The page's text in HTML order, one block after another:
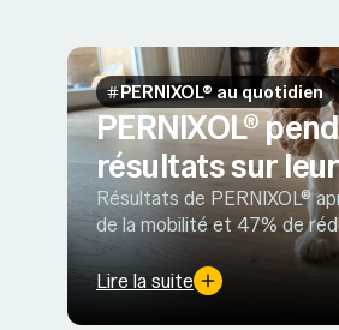
PERNIXOL® au quotidien
PERNIXOL®
résultats sur
Résultats de PERNIXOL®
de la mobilité et 47% de
statistiques réels de
Lire la suite